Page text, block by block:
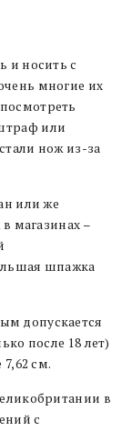
и носить с
многие их
или
нож из-за
или же
магазинах –
шпажка
допускается
после 18 лет)
см.
в
с